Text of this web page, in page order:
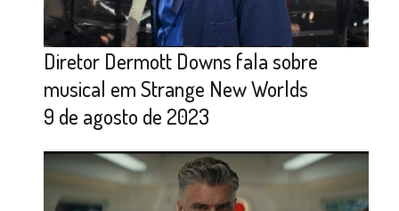
Diretor Dermott Downs fala sobre
musical em Strange New Worlds
9 de agosto de 2023